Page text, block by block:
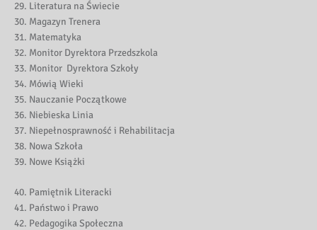
Literatura na Świecie
Magazyn Trenera
Matematyka
Monitor Dyrektora Przedszkola
Monitor Dyrektora Szkoły
Mówią Wieki
Nauczanie Początkowe
Niebieska Linia
Niepełnosprawność i Rehabilitacja
Nowa Szkoła
Nowe Książki
Pamiętnik Literacki
Państwo i Prawo
Pedagogika Społeczna